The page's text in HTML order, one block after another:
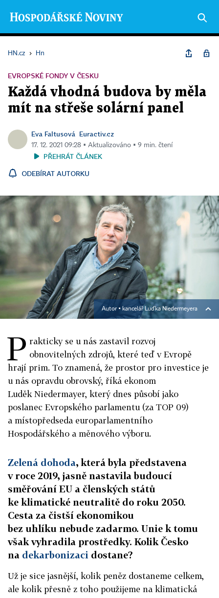
HN.cz › Hn
EVROPSKÉ FONDY V ČESKU
Každá vhodná budova by měla
mít na střeše solární panel
Eva Faltusová Euractiv.cz
17. 12. 2021 09:28 ▪ Aktualizováno ▪ 9 min. čtení
PŘEHRÁT ČLÁNEK
ODEBÍRAT AUTORKU
Autor ▪ kancelář Luďka Niedermeyera
P rakticky se u nás zastavil rozvoj
obnovitelných zdrojů, které teď v Evropě
hrají prim. To znamená, že prostor pro investice je
u nás opravdu obrovský, říká ekonom
Luděk Niedermayer, který dnes působí jako
poslanec Evropského parlamentu (za TOP 09)
a místopředseda europarlamentního
Hospodářského a měnového výboru.
Zelená dohoda, která byla představena
v roce 2019, jasně nastavila budoucí
směřování EU a členských států
ke klimatické neutralitě do roku 2050.
Cesta za čistší ekonomikou
bez uhlíku nebude zadarmo. Unie k tomu
však vyhradila prostředky. Kolik Česko
na dekarbonizaci dostane?
Už je sice jasnější, kolik peněz dostaneme celkem,
ale kolik přesně z toho použijeme na klimatická